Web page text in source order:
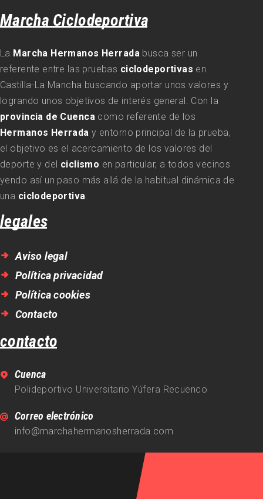
Marcha Ciclodeportiva
La Marcha Hermanos Herradabusca ser un
referente entre las pruebas ciclodeportivas en
Castilla-La Mancha buscando aportar unos valores y
logrando unos objetivos de interés general. Con la
provincia de Cuencacomo referente de los
Hermanos Herrada y entorno principal de la prueba,
el objetivo es el acercamiento de los valores del
deporte y del ciclismo en particular, a todos vecinos
yendo así un paso más allá de la habitual dinámica de
una ciclodeportiva.
legales
Aviso legal
Política privacidad
Política cookies
Contacto
contacto
Cuenca
Polideportivo Universitario Yúfera Recuenco
Correo electrónico
info@marchahermanosherrada.com